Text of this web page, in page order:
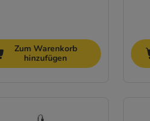
Zum Warenkorb
hinzufügen